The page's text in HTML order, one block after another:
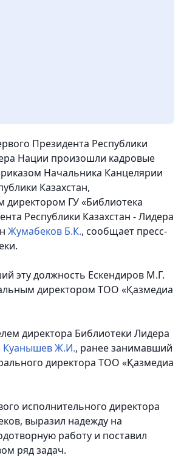
Президента Республики
Нации произошли кадровые
Начальника Канцелярии
Казахстан,
директором ГУ «Библиотека
Республики Казахстан - Лидера
Жумабеков Б.К., сообщает пресс-
эту должность Ескендиров М.Г.
директором ТОО «Қазмедиа
директора Библиотеки Лидера
Куанышев Ж.И., ранее занимавший
директора ТОО «Қазмедиа
исполнительного директора
выразил надежду на
работу и поставил
ряд задач.